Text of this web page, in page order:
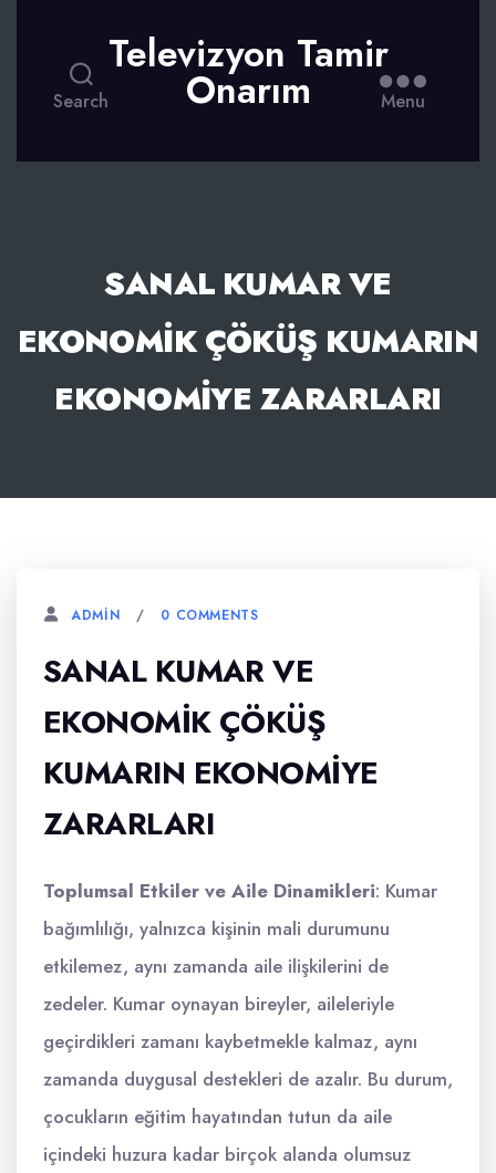
Search
Televizyon Tamir
Onarım Menu
SANAL KUMAR VE
EKONOMIK ÇÖKÜŞ KUMARIN
EKONOMIYE ZARARLARI
ADMIN 0 COMMENTS
SANAL KUMAR VE
EKONOMIK ÇÖKÜŞ
KUMARIN EKONOMIYE
ZARARLARI
Toplumsal Etkiler ve Aile Dinamikleri: Kumar
bağımlılığı, yalnızca kişinin mali durumunu
etkilemez, aynı zamanda aile ilişkilerini de
zedeler. Kumar oynayan bireyler, aileleriyle
geçirdikleri zamanı kaybetmekle kalmaz, aynı
zamanda duygusal destekleri de azalır. Bu durum,
çocukların eğitim hayatından tutun da aile
içindeki huzura kadar birçok alanda olumsuz